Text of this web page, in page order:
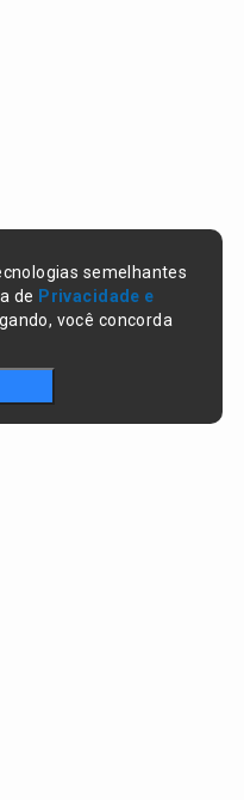
semelhantes
de Privacidade e
você concorda